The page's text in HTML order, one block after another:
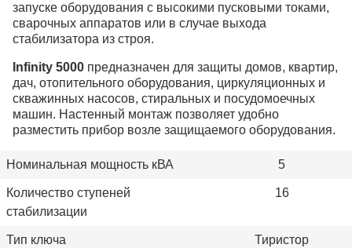
запуске оборудования с высокими пусковыми токами,
сварочных аппаратов или в случае выхода
стабилизатора из строя.
Infinity 5000 предназначен для защиты домов, квартир,
дач, отопительного оборудования, циркуляционных и
скважинных насосов, стиральных и посудомоечных
машин. Настенный монтаж позволяет удобно
разместить прибор возле защищаемого оборудования.
Номинальная мощность кВА 5
Количество ступеней
стабилизации
16
Тип ключа Тиристор